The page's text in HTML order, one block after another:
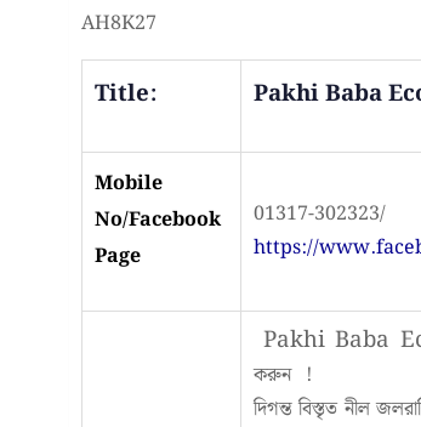
AH8K27
Title: Pakhi Baba
Mobile
No/Facebook
Page
01317-302323/
https://
Pakhi Baba
করুন !
দিগন্ত বিস্তৃত নীল